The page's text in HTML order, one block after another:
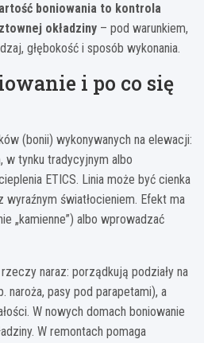
boniowania to kontrola
okładziny – pod warunkiem,
głębokość i sposób wykonania.
i po co się
(bonii) wykonywanych na elewacji:
w tynku tradycyjnym albo
ETICS. Linia może być cienka
wyraźnym światłocieniem. Efekt ma
„kamienne”) albo wprowadzać
naraz: porządkują podziały na
naroża, pasy pod parapetami), a
W nowych domach boniowanie
W remontach pomaga